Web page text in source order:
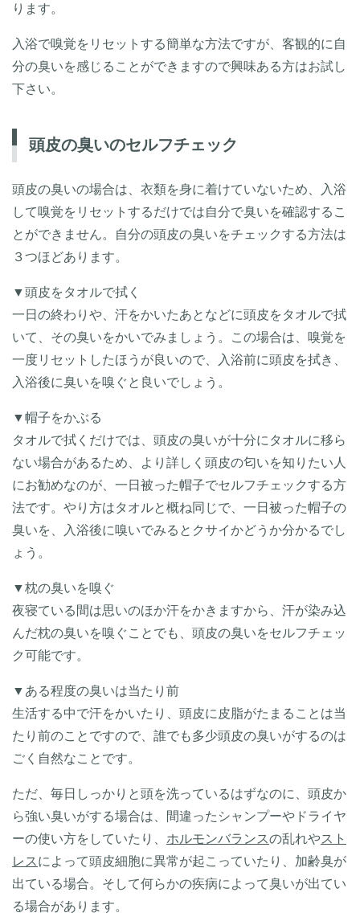
ります。
入浴で嗅覚をリセットする簡単な方法ですが、客観的に自
分の臭いを感じることができますので興味ある方はお試し
下さい。
頭皮の臭いのセルフチェック
頭皮の臭いの場合は、衣類を身に着けていないため、入浴
して嗅覚をリセットするだけでは自分で臭いを確認するこ
とができません。自分の頭皮の臭いをチェックする方法は
３つほどあります。
▼頭皮をタオルで拭く
一日の終わりや、汗をかいたあとなどに頭皮をタオルで拭
いて、その臭いをかいでみましょう。この場合は、嗅覚を
一度リセットしたほうが良いので、入浴前に頭皮を拭き、
入浴後に臭いを嗅ぐと良いでしょう。
▼帽子をかぶる
タオルで拭くだけでは、頭皮の臭いが十分にタオルに移ら
ない場合があるため、より詳しく頭皮の匂いを知りたい人
にお勧めなのが、一日被った帽子でセルフチェックする方
法です。やり方はタオルと概ね同じで、一日被った帽子の
臭いを、入浴後に嗅いでみるとクサイかどうか分かるでし
ょう。
▼枕の臭いを嗅ぐ
夜寝ている間は思いのほか汗をかきますから、汗が染み込
んだ枕の臭いを嗅ぐことでも、頭皮の臭いをセルフチェッ
ク可能です。
▼ある程度の臭いは当たり前
生活する中で汗をかいたり、頭皮に皮脂がたまることは当
たり前のことですので、誰でも多少頭皮の臭いがするのは
ごく自然なことです。
ただ、毎日しっかりと頭を洗っているはずなのに、頭皮か
ら強い臭いがする場合は、間違ったシャンプーやドライヤ
ーの使い方をしていたり、 ホルモンバランスの乱れやスト
レス によって頭皮細胞に異常が起こっていたり、加齢臭が
出ている場合。そして何らかの疾病によって臭いが出てい
る場合があります。